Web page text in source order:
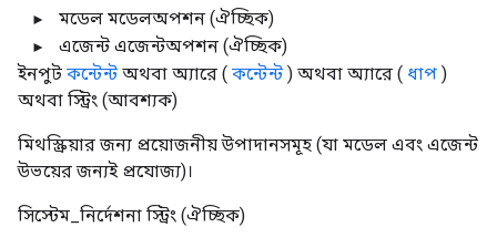
মডেল মডেলঅপশন (ঐচ্ছিক)
এজেন্ট এজেন্টঅপশন (ঐচ্ছিক)
ইনপুট কন্টেন্ট অথবা অ্যারে ( কন্টেন্ট ) অথবা অ্যারে ( ধাপ )
অথবা স্ট্রিং (আবশ্যক)
মিথস্ক্রিয়ার জন্য প্রয়োজনীয় উপাদানসমূহ (যা মডেল এবং এজেন্ট
উভয়ের জন্যই প্রযোজ্য)।
সিস্টেম_নির্দেশনা স্ট্রিং (ঐচ্ছিক)